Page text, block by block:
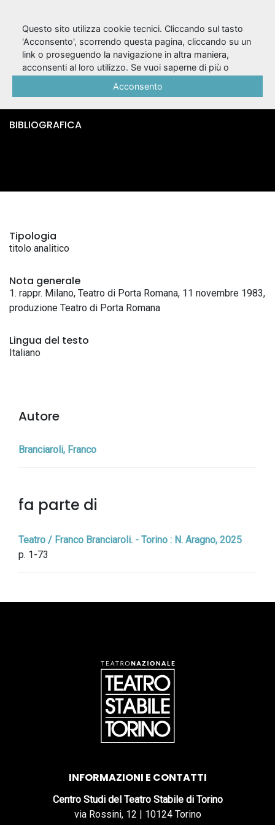
Dionysos / Franco
Branciaroli
BIBLIOGRAFICA
Tipologia
titolo analitico
Nota generale
1. rappr. Milano, Teatro di Porta Romana, 11 novembre 1983,
produzione Teatro di Porta Romana
Lingua del testo
Italiano
Autore
Branciaroli, Franco
fa parte di
Teatro / Franco Branciaroli. - Torino : N. Aragno, 2025
p. 1-73
INFORMAZIONI E CONTATTI
Centro Studi del Teatro Stabile di Torino
via Rossini, 12 | 10124 Torino
Questo sito utilizza cookie tecnici. Cliccando sul tasto
'Acconsento', scorrendo questa pagina, cliccando su un
link o proseguendo la navigazione in altra maniera,
acconsenti al loro utilizzo. Se vuoi saperne di più o
Acconsento